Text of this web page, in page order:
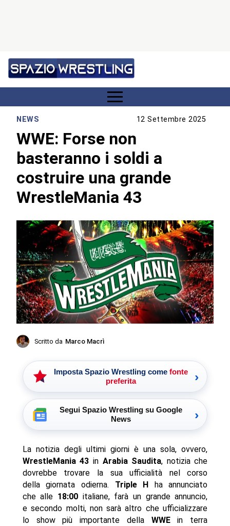
NEWS 12 Settembre 2025
WWE: Forse non
basteranno i soldi a
costruire una grande
WrestleMania 43
Scritto da Marco Macrì
Imposta Spazio Wrestling come fonte
preferita
›
Segui Spazio Wrestling su Google
News
›
La notizia degli ultimi giorni è una sola, ovvero,
WrestleMania 43 in Arabia Saudita, notizia che
dovrebbe trovare la sua ufficialità nel corso
della giornata odierna. Triple H
ha annunciato
che alle 18:00 italiane, farà un grande annuncio,
e secondo molti, non sarà altro che ufficializzare
lo show più importante della WWEin terra